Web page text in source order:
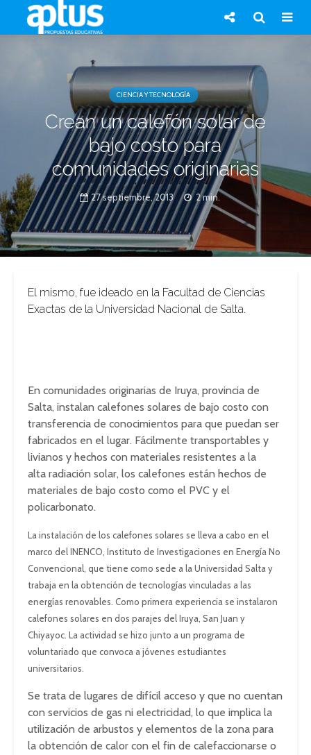
CIENCIA Y TECNOLOGÍA
Crean un calefón solar de
bajo costo para
comunidades originarias
27 septiembre, 2013 2 min.
El mismo, fue ideado en la Facultad de Ciencias
Exactas de la Universidad Nacional de Salta.
En comunidades originarias de Iruya, provincia de
Salta, instalan calefones solares de bajo costo con
transferencia de conocimientos para que puedan ser
fabricados en el lugar. Fácilmente transportables y
livianos y hechos con materiales resistentes a la
alta radiación solar, los calefones están hechos de
materiales de bajo costo como el PVC y el
policarbonato.
La instalación de los calefones solares se lleva a cabo en el
marco del INENCO, Instituto de Investigaciones en Energía No
Convencional, que tiene como sede a la Universidad Salta y
trabaja en la obtención de tecnologías vinculadas a las
energías renovables. Como primera experiencia se instalaron
calefones solares en dos parajes del Iruya, San Juan y
Chiyayoc. La actividad se hizo junto a un programa de
voluntariado que convoca a jóvenes estudiantes
universitarios.
Se trata de lugares de difícil acceso y que no cuentan
con servicios de gas ni electricidad, lo que implica la
utilización de arbustos y elementos de la zona para
la obtención de calor con el fin de calefaccionarse o